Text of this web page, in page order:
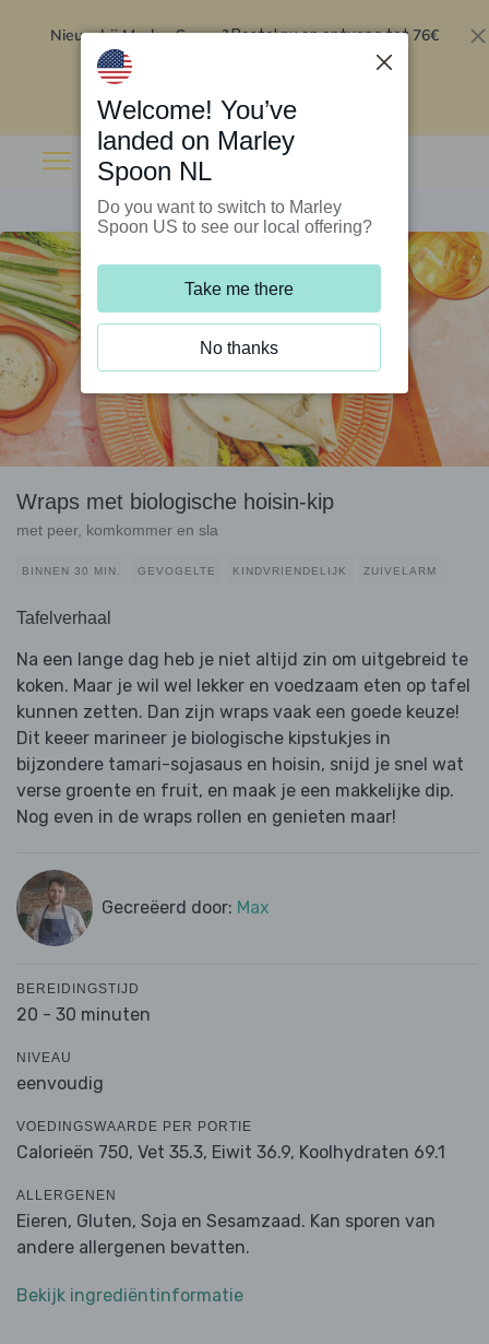
Nieuw bij Marley Spoon?Bestel nu en ontvang tot 76€
Wraps met biologische hoisin-kip
met peer, komkommer en sla
BINNEN 30 MIN. GEVOGELTE KINDVRIENDELIJK ZUIVELARM
Tafelverhaal
Na een lange dag heb je niet altijd zin om uitgebreid te
koken. Maar je wil wel lekker en voedzaam eten op tafel
kunnen zetten. Dan zijn wraps vaak een goede keuze!
Dit keeer marineer je biologische kipstukjes in
bijzondere tamari-sojasaus en hoisin, snijd je snel wat
verse groente en fruit, en maak je een makkelijke dip.
Nog even in de wraps rollen en genieten maar!
Gecreëerd door: Max
BEREIDINGSTIJD
20 - 30 minuten
NIVEAU
eenvoudig
VOEDINGSWAARDE PER PORTIE
Calorieën 750, Vet 35.3, Eiwit 36.9, Koolhydraten 69.1
ALLERGENEN
Eieren, Gluten, Soja en Sesamzaad. Kan sporen van
andere allergenen bevatten.
Bekijk ingrediëntinformatie
Welcome! You’ve
landed on Marley
Spoon NL
Do you want to switch to Marley
Spoon US to see our local offering?
Take me there
No thanks